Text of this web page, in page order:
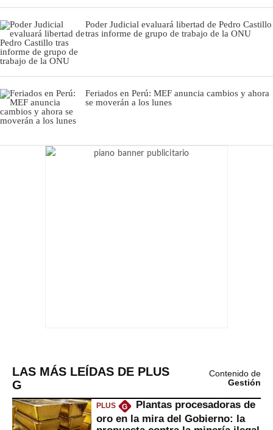
Poder Judicial evaluará libertad de Pedro Castillo
tras informe de grupo de trabajo de la ONU
Feriados en Perú: MEF anuncia cambios y ahora
se moverán a los lunes
LAS MÁS LEÍDAS DE PLUS
G
Contenido de
Gestión
PLUS G
Plantas procesadoras de
oro en la mira del Gobierno: la